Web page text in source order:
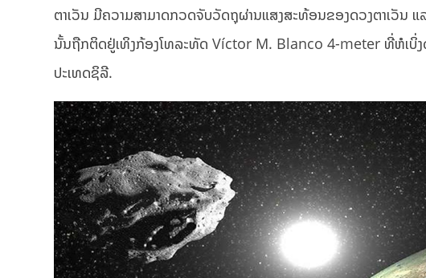
ຕາເວັນ ມີຄວາມສາມາດກວດຈັບວັດຖຸຜ່ານແສງສະທ້ອນຂອງດວງຕາເວັນ
ນັ້ນຖືກຕິດຢູ່ເທິງກ້ອງໂທລະທັດ Víctor M. Blanco 4-meter ທີ່ຫໍເ
ປະເທດຊິລີ.